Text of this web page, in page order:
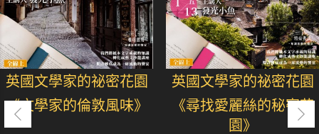
英國文學家的祕密花園
《文學家的倫敦風味》
英國文學家的祕密花園
《尋找愛麗絲的秘密花
園》